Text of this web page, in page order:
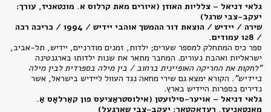
גלאי דניאל – צלליות האוזן (איורים מאת קרלוס א. מונטאניז, עורך:
יעקב-צבי שרגל)
שירה / יידיש / הוצאת דור ההמשך אוהבי יידיש / 1994 / כריכה רכה
/ 128 עמודי
ם.
ספר כיס המתחלק למספר שערים; ילדות, זמנים מודרניים, יידיש, תל-אביב,
ישראליות ואהבת נעורים. המחבר מתאר את שנות ילדותו בארגנטינה
"לחקות את החריקה האופיינית ברחוב / בין מילה בספרדית לבין מילה
ביידיש". הקורא ימצא גם שירי מחאה נגד העוול ליידיש בישראל, אשר
נדירים בספרות היידיש בארץ.
גלאי דניאל – אויער-סילועטן (אילוסטראַציעס פון קאַרלאָס אַ.
מאָנטאַניעז, רעדאַקטאָר: יעקב-צבי שארגעל)